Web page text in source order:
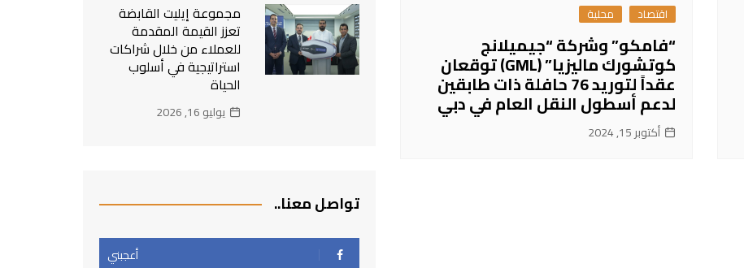
اقتصاد محلية
“فامكو” وشركة “جيميلانج
كوتشورك ماليزيا” (GML) توقعان
عقداً لتوريد 76 حافلة ذات طابقين
لدعم أسطول النقل العام في دبي
أكتوبر 15, 2024
مجموعة إيليت القابضة
تعزز القيمة المقدمة
للعملاء من خلال شراكات
استراتيجية في أسلوب
الحياة
يوليو 16, 2026
تواصل معنا..
أعجبني